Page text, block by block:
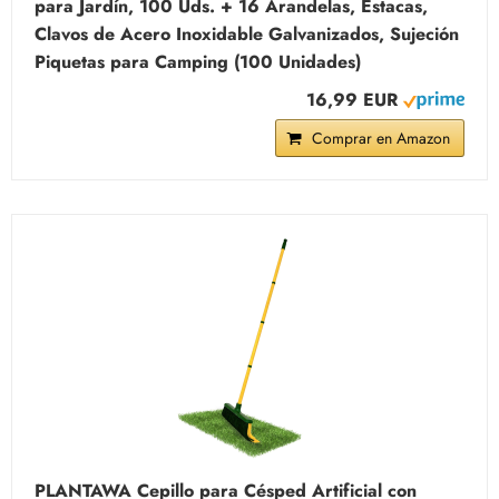
para Jardín, 100 Uds. + 16 Arandelas, Estacas,
Clavos de Acero Inoxidable Galvanizados, Sujeción
Piquetas para Camping (100 Unidades)
16,99 EUR
Comprar en Amazon
PLANTAWA Cepillo para Césped Artificial con